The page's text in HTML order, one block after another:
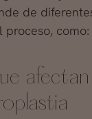
de
como: